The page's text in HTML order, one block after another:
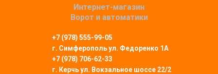
Интернет-магазин
Ворот и автоматики
+7 (978) 555-99-05
г. Симферопольул. Федоренко 1А
+7 (978) 706-62-33
г. Керчь ул. Вокзальное шоссе 22/2